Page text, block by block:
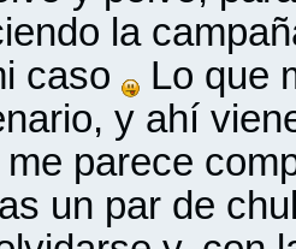
la
caso
Lo que
y ahí
parece
un par de